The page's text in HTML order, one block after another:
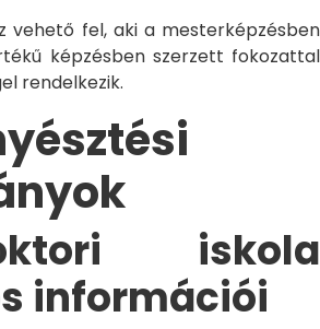
vehető fel, aki a mesterképzésben
képzésben szerzett fokozattal
rendelkezik.
iskola
információi